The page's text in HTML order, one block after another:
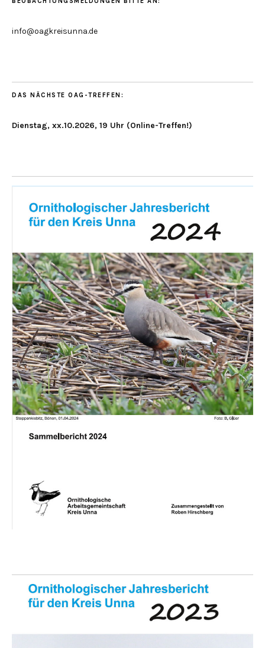
info@oagkreisunna.de
DAS NÄCHSTE OAG-TREFFEN:
Dienstag, xx.10.2026, 19 Uhr (Online-Treffen!)